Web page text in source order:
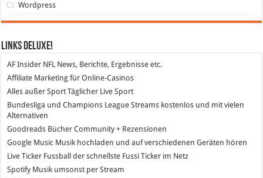
Wordpress
Links DeLuXe!
AF Insider NFL News, Berichte, Ergebnisse etc.
Affiliate Marketing für Online-Casinos
Alles außer SportTäglicher Live Sport
Bundesliga und Champions League Streams kostenlos und mit vielen
Alternativen
Goodreads Bücher Community + Rezensionen
Google Music Musik hochladen und auf verschiedenen Geräten hören
Live Ticker Fussball
der schnellste Fussi Ticker im Netz
SpotifyMusik umsonst per Stream